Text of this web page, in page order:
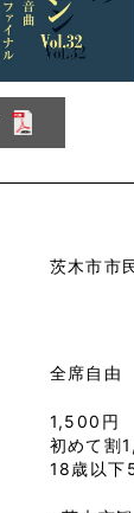
茨木市市
全席自由
1,500円
初めて割
18歳以下